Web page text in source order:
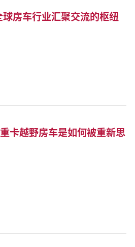
房车行业汇聚交流的枢纽
卡越野房车是如何被重新思